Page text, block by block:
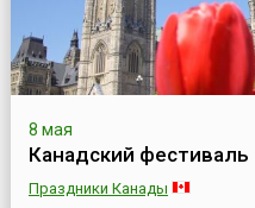
8 мая
Канадский
Праздники Канады